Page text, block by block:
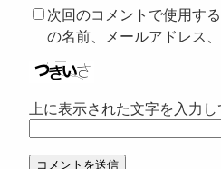
次回のコメントで使用す
の名前、メールアドレス
上に表示された文字を入力し